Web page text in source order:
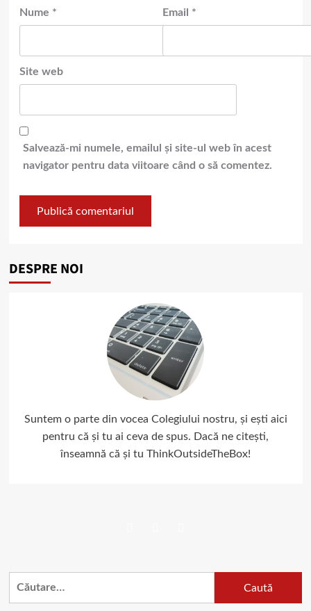
Nume * Email *
Site web
Salvează-mi numele, emailul și site-ul web în acest
navigator pentru data viitoare când o să comentez.
DESPRE NOI
Suntem o parte din vocea Colegiului nostru, și ești aici
pentru că și tu ai ceva de spus. Dacă ne citești,
înseamnă că și tu ThinkOutsideTheBox!